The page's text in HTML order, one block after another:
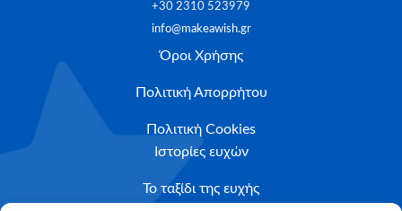
+30 2310 523979
info@makeawish.gr
Όροι Χρήσης
Πολιτική Απορρήτου
Πολιτική Cookies
Ιστορίες ευχών
Το ταξίδι της ευχής